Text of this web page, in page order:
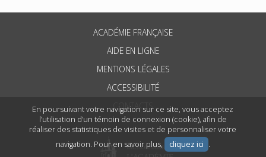
En poursuivant votre navigation sur ce site, vous acceptez
l’utilisation d’un témoin de connexion (cookie), afin de
réaliser des statistiques de visites et de personnaliser votre
navigation. Pour en savoir plus,
cliquez ici .
ACADÉMIE FRANÇAISE
AIDE EN LIGNE
MENTIONS LÉGALES
ACCESSIBILITÉ
CONTACTS